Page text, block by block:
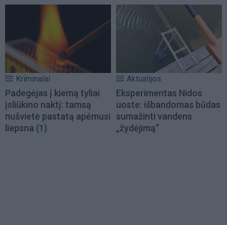
Kriminalai
Padegėjas į kiemą tyliai
įsliūkino naktį: tamsą
nušvietė pastatą apėmusi
liepsna (1)
Aktualijos
Eksperimentas Nidos
uoste: išbandomas būdas
sumažinti vandens
„žydėjimą“